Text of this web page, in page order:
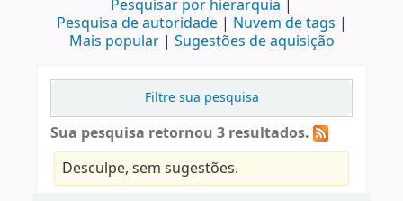
Pesquisar por hierarquia
Pesquisa de autoridade
Nuvem de tags
Mais popular
Sugestões de aquisição
Filtre sua pesquisa
Sua pesquisa retornou 3 resultados.
Desculpe, sem sugestões.